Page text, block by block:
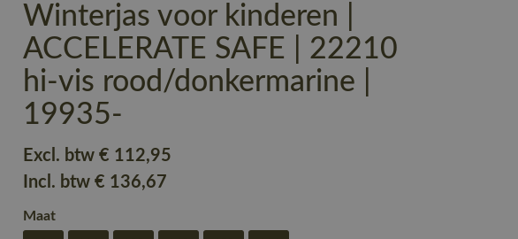
Winterjas voor kinderen |
ACCELERATE SAFE | 22210
hi-vis rood/donkermarine |
19935-
Excl. btw€ 112,95
Incl. btw€ 136,67
Maat